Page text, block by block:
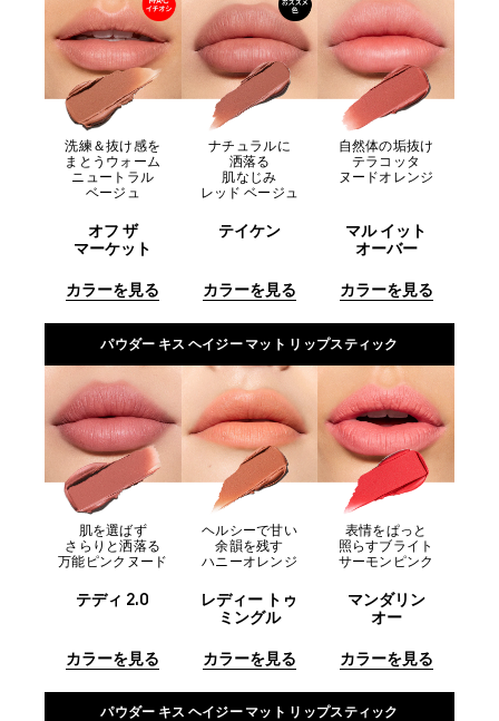
洗練＆抜け感を
まとうウォーム
ニュートラル
ベージュ
オフ ザ
マーケット
カラーを見る
ナチュラルに
洒落る
肌なじみ
レッド ベージュ
テイケン
カラーを見る
自然体の垢抜け
テラコッタ
ヌードオレンジ
マル イット
オーバー
カラーを見る
パウダー キス ヘイジー マット リップスティック
肌を選ばず
さらりと洒落る
万能ピンクヌード
テディ 2.0
カラーを見る
ヘルシーで甘い
余韻を残す
ハニーオレンジ
レディー トゥ
ミングル
カラーを見る
表情をぱっと
照らすブライト
サーモンピンク
マンダリン
オー
カラーを見る
パウダー キス ヘイジー マット リップスティック